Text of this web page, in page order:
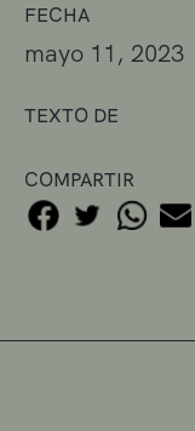
FECHA
mayo 11, 2023
TEXTO DE
COMPARTIR